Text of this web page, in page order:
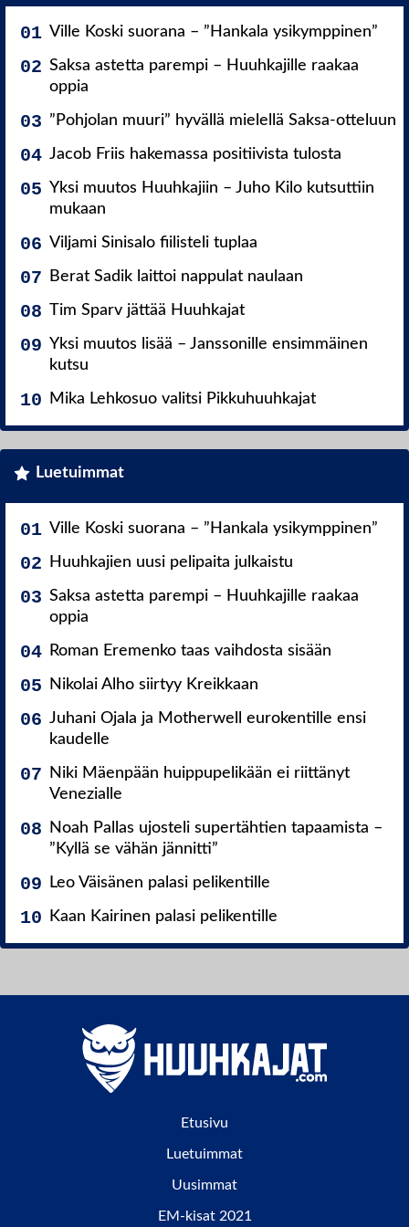
Ville Koski suorana – ”Hankala ysikymppinen”
Saksa astetta parempi – Huuhkajille raakaa
oppia
”Pohjolan muuri” hyvällä mielellä Saksa-otteluun
Jacob Friis hakemassa positiivista tulosta
Yksi muutos Huuhkajiin – Juho Kilo kutsuttiin
mukaan
Viljami Sinisalo fiilisteli tuplaa
Berat Sadik laittoi nappulat naulaan
Tim Sparv jättää Huuhkajat
Yksi muutos lisää – Janssonille ensimmäinen
kutsu
Mika Lehkosuo valitsi Pikkuhuuhkajat
Luetuimmat
Ville Koski suorana – ”Hankala ysikymppinen”
Huuhkajien uusi pelipaita julkaistu
Saksa astetta parempi – Huuhkajille raakaa
oppia
Roman Eremenko taas vaihdosta sisään
Nikolai Alho siirtyy Kreikkaan
Juhani Ojala ja Motherwell eurokentille ensi
kaudelle
Niki Mäenpään huippupelikään ei riittänyt
Venezialle
Noah Pallas ujosteli supertähtien tapaamista –
”Kyllä se vähän jännitti”
Leo Väisänen palasi pelikentille
Kaan Kairinen palasi pelikentille
Etusivu
Luetuimmat
Uusimmat
EM-kisat 2021